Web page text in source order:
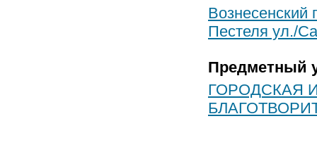
Вознесенский
Пестеля ул./
Предметный
ГОРОДСКАЯ